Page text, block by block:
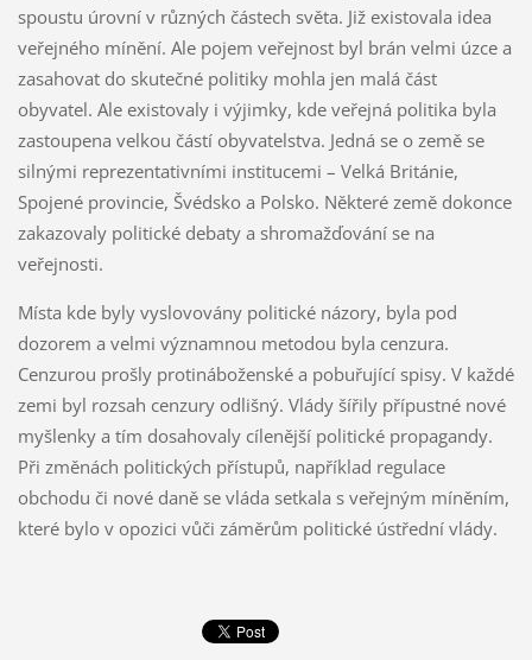
spoustu úrovní v různých částech světa. Již existovala idea
veřejného mínění. Ale pojem veřejnost byl brán velmi úzce a
zasahovat do skutečné politiky mohla jen malá část
obyvatel. Ale existovaly i výjimky, kde veřejná politika byla
zastoupena velkou částí obyvatelstva. Jedná se o země se
silnými reprezentativními institucemi – Velká Británie,
Spojené provincie, Švédsko a Polsko. Některé země dokonce
zakazovaly politické debaty a shromažďování se na
veřejnosti.
Místa kde byly vyslovovány politické názory, byla pod
dozorem a velmi významnou metodou byla cenzura.
Cenzurou prošly protináboženské a pobuřující spisy. V každé
zemi byl rozsah cenzury odlišný. Vlády šířily přípustné nové
myšlenky a tím dosahovaly cílenější politické propagandy.
Při změnách politických přístupů, například regulace
obchodu či nové daně se vláda setkala s veřejným míněním,
které bylo v opozici vůči záměrům politické ústřední vlády.